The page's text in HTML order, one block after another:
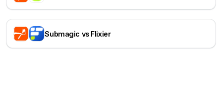
Submagic vs Flixier